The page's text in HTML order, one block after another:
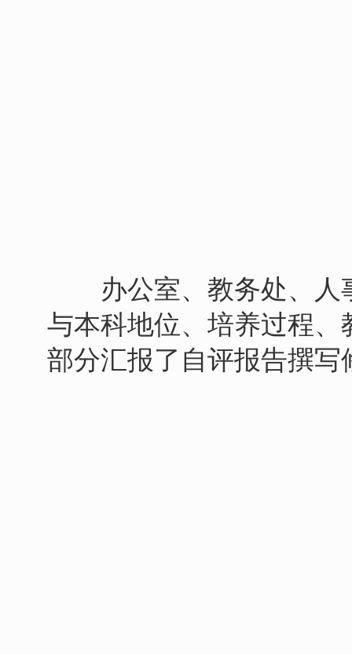
办公室、教务处、人
与本科地位、培养过程
部分汇报了自评报告撰